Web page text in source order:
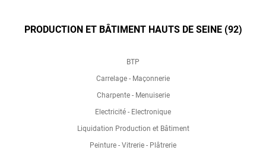
PRODUCTION ET BÂTIMENT HAUTS DE SEINE (92)
BTP
Carrelage - Maçonnerie
Charpente - Menuiserie
Electricité - Electronique
Liquidation Production et Bâtiment
Peinture - Vitrerie - Plâtrerie